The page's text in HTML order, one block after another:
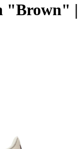
"Brown" |